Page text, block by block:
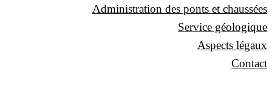
Administration des ponts et chaussées
Service géologique
Aspects légaux
Contact